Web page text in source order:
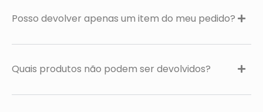
Posso devolver apenas um item do meu pedido?
Quais produtos não podem ser devolvidos?